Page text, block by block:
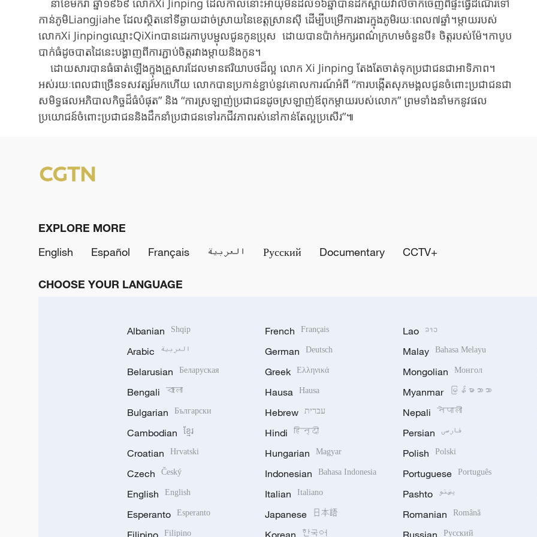
កាន់ភូមិLiangjiahe ដែល​ស្ថិត​នៅទីឆ្ងាយដាច់ស្រាយនៃខេត្តស្រានស៊ី ដើម្បី​បម្រើការងារក្នុងភូមិរយៈពេល៧ឆ្នាំ។ម្តាយរបស់
លោក​Xi Jinpingឈ្មោះQiXin​បានដេរ​កាបូបម្ជុលជូន​កូនប្រុស ដោយបានប៉ាក់អក្សរពណ៌ក្រហមចំនួនបី៖ ចិត្តរបស់ម៉ែ។កាបូប
បាក់ធំដូចបាតដៃនេះបង្ហាញ​ពីការភ្ជាប់ចិត្តរវាងម្តាយ​និងកូន​។
ដោយសារបាន​ធំធាត់ឡើង​​ក្នុង​គ្រួសារដែលមានឥរិយាបថ​ដ៏ល្អ​ លោក Xi Jinping ​តែងតែ​ចាត់​ទុក​​ប្រជាជនជា​អាទិភាព​។ ​
អស់រយៈពេលជាច្រើនទសវត្សរ៍មកហើយ ​លោកបានប្រកាន់ខ្ជាប់នូវ​គោលការណ៍​អំពី​ “ការបង្កើត​សុភមង្គលជូន​ចំពោះ​ប្រជាជន​ជា​
សមិទ្ធផល​អភិបាលកិច្ច​​ដ៏​ធំ​បំផុត” និង​ “​ការ​ស្រឡាញ់​ប្រជាជន​ដូច​ស្រឡាញ់ឪពុកម្តាយរបស់លោក” ​ព្រមទាំងនាំ​មក​នូវ​​ផល
ប្រយោជន៍ចំពោះ​ប្រជាជន​និង​ដឹកនាំ​ប្រជាជន​ទៅ​រក​ជីវភាព​រស់​នៅ​កាន់តែ​ល្អ​ប្រសើរ”៕
EXPLORE MORE
English
Español Français العربية Русский Documentary CCTV+
CHOOSE YOUR LANGUAGE
Albanian Shqip
Arabic العربية
Belarusian Беларуская
Bengali বাংলা
Bulgarian Български
Cambodian ខ្មែរ
Croatian Hrvatski
Czech Český
English English
Esperanto Esperanto
Filipino Filipino
French Français
German Deutsch
Greek Ελληνικά
Hausa Hausa
Hebrew עברית
Hindi हिन्दी
Hungarian Magyar
Indonesian Bahasa Indonesia
Italian Italiano
Japanese 日本語
Korean 한국어
Lao ລາວ
Malay Bahasa Melayu
Mongolian Монгол
Myanmar မြန်မာဘာသာ
Nepali नेपाली
Persian فارسی
Polish Polski
Portuguese Português
Pashto پښتو
Romanian Română
Russian Русский